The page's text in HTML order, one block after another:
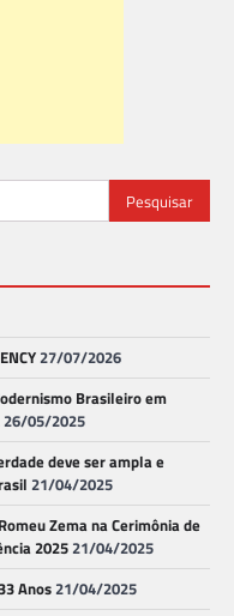
27/07/2026
Brasileiro em
26/05/2025
deve ser ampla e
21/04/2025
Zema na Cerimônia de
202521/04/2025
Anos21/04/2025